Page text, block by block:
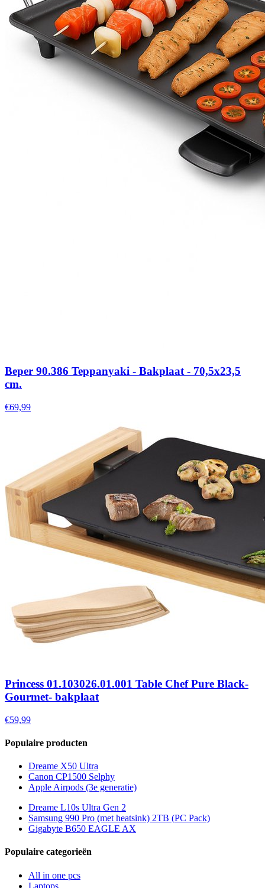
Beper 90.386 Teppanyaki - Bakplaat - 70,5x23,5
cm.
€69,99
Princess 01.103026.01.001 Table Chef Pure Black-
Gourmet- bakplaat
€59,99
Populaire producten
Dreame X50 Ultra
Canon CP1500 Selphy
Apple Airpods (3e generatie)
Dreame L10s Ultra Gen 2
Samsung 990 Pro (met heatsink) 2TB (PC Pack)
Gigabyte B650 EAGLE AX
Populaire categorieën
All in one pcs
Laptops